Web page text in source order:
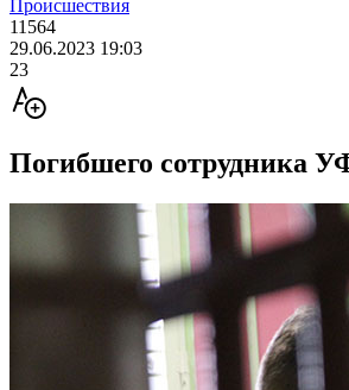
Происшествия
11564
29.06.2023 19:03
23
Погибшего сотрудника